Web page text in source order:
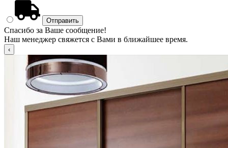
Спасибо за Ваше сообщение!
Наш менеджер свяжется с Вами в ближайшее время.